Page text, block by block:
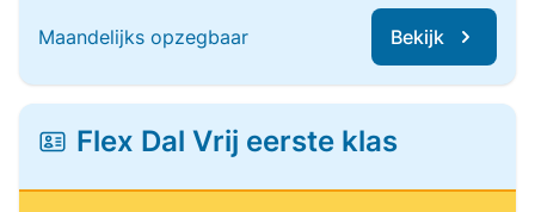
Maandelijks opzegbaar Bekijk
Flex Dal Vrij eerste klas